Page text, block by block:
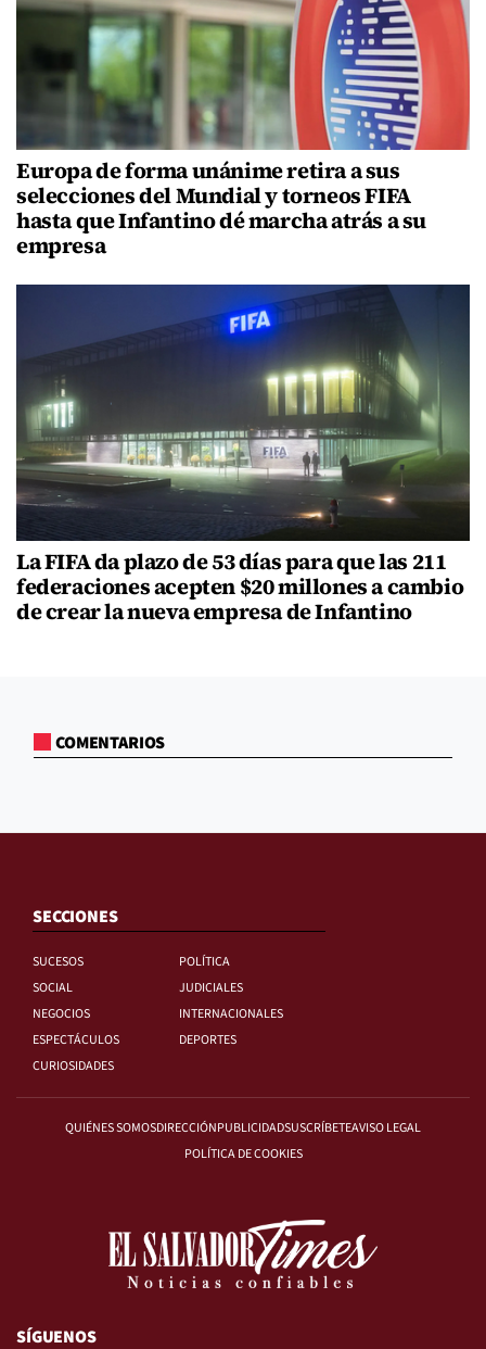
Europa de forma unánime retira a sus
selecciones del Mundial y torneos FIFA
hasta que Infantino dé marcha atrás a su
empresa
La FIFA da plazo de 53 días para que las 211
federaciones acepten $20 millones a cambio
de crear la nueva empresa de Infantino
COMENTARIOS
SECCIONES
SUCESOS
POLÍTICA
SOCIAL
JUDICIALES
NEGOCIOS
INTERNACIONALES
ESPECTÁCULOS
DEPORTES
CURIOSIDADES
QUIÉNES SOMOSDIRECCIÓNPUBLICIDADSUSCRÍBETEAVISO LEGAL
POLÍTICA DE COOKIES
SÍGUENOS